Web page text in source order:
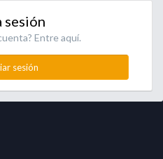
sesión
Entre aquí.
sesión